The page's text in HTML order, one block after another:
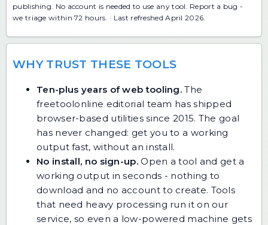
publishing. No account is needed to use any tool. Report a bug -
we triage within 72 hours. · Last refreshed April 2026.
WHY TRUST THESE TOOLS
Ten-plus years of web tooling. The
freetoolonline editorial team has shipped
browser-based utilities since 2015. The goal
has never changed: get you to a working
output fast, without an install.
No install, no sign-up.Open a tool and get a
working output in seconds - nothing to
download and no account to create. Tools
that need heavy processing run it on our
service, so even a low-powered machine gets